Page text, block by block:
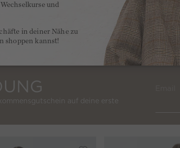
- darkviolett violett BESTSELLER Strickweste
5,0
auf deine erste
und
in deiner Nähe zu
shoppen kannst!